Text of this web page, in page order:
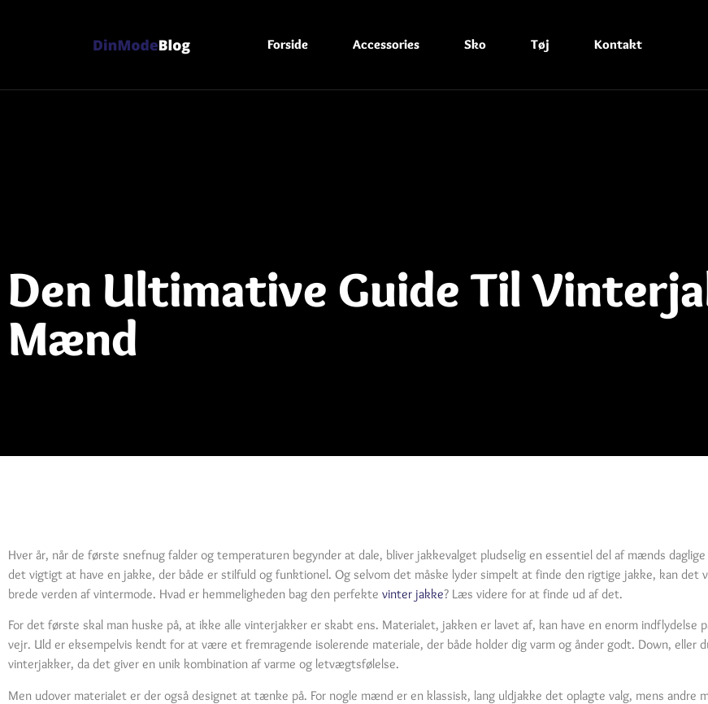
Forside Accessories Sko Tøj Kontakt
Den Ultimative Guide Til
Mænd
Hver år, når de første snefnug falder og temperaturen begynder at dale, bliver jakkevalget pludselig en essentiel del af mænds
det vigtigt at have en jakke, der både er stilfuld og funktionel. Og selvom det måske lyder simpelt at finde den rigtige jakke, kan det
brede verden af vintermode. Hvad er hemmeligheden bag den perfekte vinter jakke? Læs videre for at finde ud af det.
For det første skal man huske på, at ikke alle vinterjakker er skabt ens. Materialet, jakken er lavet af, kan have en enorm
vejr. Uld er eksempelvis kendt for at være et fremragende isolerende materiale, der både holder dig varm og ånder godt. Down, eller
vinterjakker, da det giver en unik kombination af varme og letvægtsfølelse.
Men udover materialet er der også designet at tænke på. For nogle mænd er en klassisk, lang uldjakke det oplagte valg, mens andre